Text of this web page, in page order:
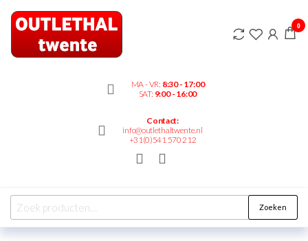
Outlethaltwente.nl
– altijd iets te
MA - VR: 8:30 - 17:00
SAT: 9:00 - 16:00
Contact:
info@outlethaltwente.nl
+31(0)541 570 212
0
Zoeken